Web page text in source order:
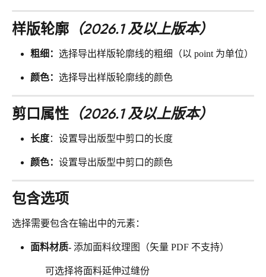
样版轮廓 （2026.1 及以上版本）
粗细： 选择导出样版轮廓线的粗细（以 point 为单位）
颜色： 选择导出样版轮廓线的颜色
剪口属性 （2026.1 及以上版本）
长度：设置导出版型中剪口的长度
颜色： 设置导出版型中剪口的颜色
包含选项
选择需要包含在输出中的元素：
面料材质- 添加面料纹理图（矢量 PDF 不支持）
              可选择将面料延伸过缝份